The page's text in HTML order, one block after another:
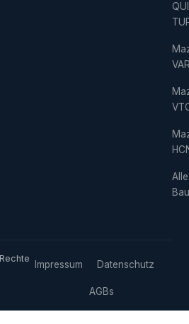
Alle
Impressum Datenschutz
AGBs